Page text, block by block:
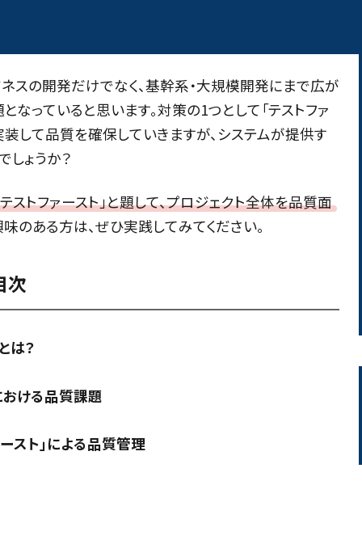
スの開発だけでなく、基幹系・大規模開発にまで広が
なっていると思います。対策の1つとして「テストファ
装して品質を確保していきますが、システムが提供す
ょうか？
ストファースト」と題して、プロジェクト全体を品質面
のある方は、ぜひ実践してみてください。
次
は？
ける品質課題
ースト」による品質管理